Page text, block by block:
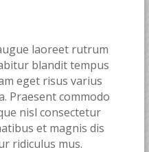
laoreet rutrum
blandit tempus
eget risus varius
Praesent commodo
nisl consectetur
et magnis dis
ridiculus mus.